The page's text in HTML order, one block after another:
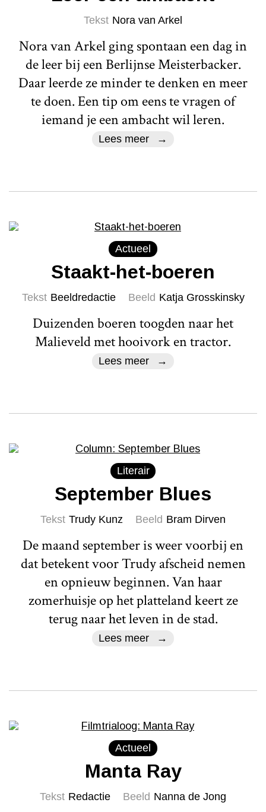
Tekst Nora van Arkel
Nora van Arkel ging spontaan een dag in
de leer bij een Berlijnse Meisterbacker.
Daar leerde ze minder te denken en meer
te doen. Een tip om eens te vragen of
iemand je een ambacht wil leren.
Lees meer
Actueel
Staakt-het-boeren
Tekst Beeldredactie Beeld Katja Grosskinsky
Duizenden boeren toogden naar het
Malieveld met hooivork en tractor.
Lees meer
Literair
September Blues
Tekst Trudy Kunz Beeld Bram Dirven
De maand september is weer voorbij en
dat betekent voor Trudy afscheid nemen
en opnieuw beginnen. Van haar
zomerhuisje op het platteland keert ze
terug naar het leven in de stad.
Lees meer
Actueel
Manta Ray
Tekst Redactie Beeld Nanna de Jong